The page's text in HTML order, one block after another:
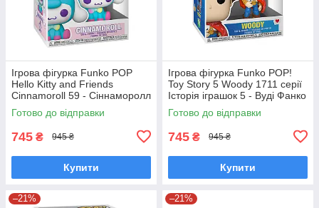
Ігрова фігурка Funko POP
Hello Kitty and Friends
Cinnamoroll 59 - Сіннаморолл
у костюмі єдинорога Фанко
Поп 65748
Готово до відправки
745 ₴ 945 ₴
Купити
Ігрова фігурка Funko POP!
Toy Story 5 Woody 1711 серії
Історія іграшок 5 - Вуді Фанко
Поп 90767
Готово до відправки
745 ₴ 945 ₴
Купити
–21% –21%